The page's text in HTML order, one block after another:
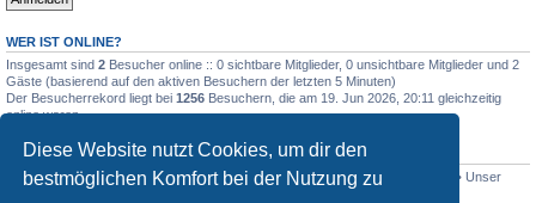
Diese Website nutzt Cookies, um dir den
bestmöglichen Komfort bei der Nutzung zu
WER IST ONLINE?
Insgesamt sind 2 Besucher online :: 0 sichtbare Mitglieder, 0 unsichtbare Mitglieder und 2
Gäste (basierend auf den aktiven Besuchern der letzten 5 Minuten)
Der Besucherrekord liegt bei 1256 Besuchern, die am 19. Jun 2026, 20:11 gleichzeitig
online waren.
STATISTIK
Beiträge insgesamt4515 • Themen insgesamt801 • Mitglieder insgesamt
• Unser
neuestes Mitglied: